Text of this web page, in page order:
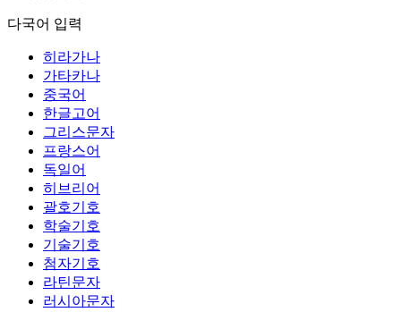
다국어 입력
히라가나
가타카나
중국어
한글고어
그리스문자
프랑스어
독일어
히브리어
괄호기호
학술기호
기술기호
첨자기호
라틴문자
러시아문자